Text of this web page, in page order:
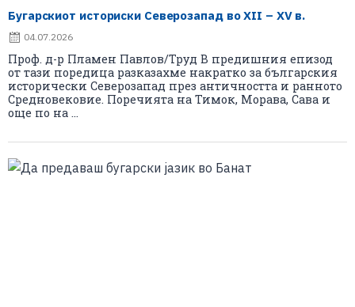
Бугарскиот историски Северозапад во XII – XV в.
04.07.2026
Проф. д-р Пламен Павлов/Труд В предишния епизод
от тази поредица разказахме накратко за българския
исторически Северозапад през античността и ранното
Средновековие. Поречията на Тимок, Морава, Сава и
още по на ...